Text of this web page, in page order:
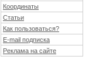
Координаты
Статьи
Как пользоваться?
E-mail подписка
Реклама на сайте